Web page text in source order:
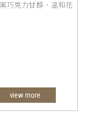
巧克力甘醇、溫和花
view more